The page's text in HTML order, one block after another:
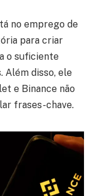
no emprego de
para criar
o suficiente
Além disso, ele
e Binance não
frases-chave.